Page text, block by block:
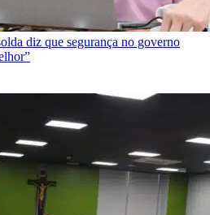
diz que segurança no governo